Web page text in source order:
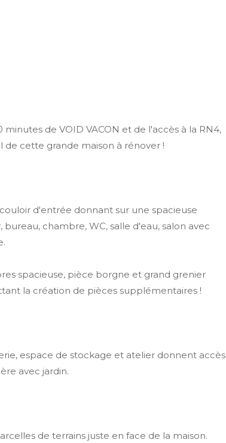
minutes de VOID VACON et de l'accès à la RN4,
cette grande maison à rénover !
d'entrée donnant sur une spacieuse
bureau, chambre, WC, salle d'eau, salon avec
spacieuse, pièce borgne et grand grenier
la création de pièces supplémentaires !
espace de stockage et atelier donnent accès
avec jardin.
de terrains juste en face de la maison.